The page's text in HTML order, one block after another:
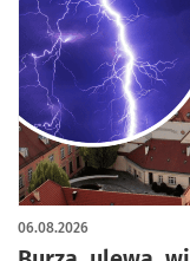
06.08.2026